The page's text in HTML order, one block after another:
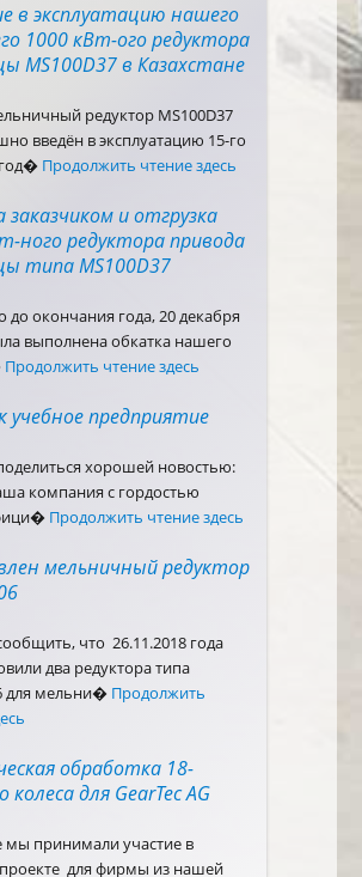
в эксплуатацию нашего
1000 кВт-ого редуктора
MS100D37 в Казахстане
редуктор MS100D37
введён в эксплуатацию 15-го
Продолжить чтение здесь
заказчиком и отгрузка
ного редуктора привода
типа MS100D37
до окончания года, 20 декабря
выполнена обкатка нашего
Продолжить чтение здесь
учебное предприятие
хорошей новостью:
компания с гордостью
Продолжить чтение здесь
мельничный редуктор
что 26.11.2018 года
два редуктора типа
для мельни� Продолжить
обработка 18-
для GearTec AG
мы принимали участие в
для фирмы из нашей